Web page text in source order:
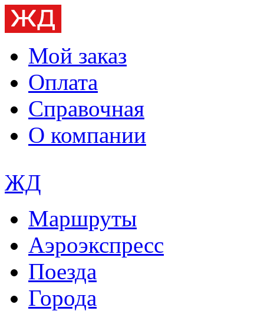
Мой заказ
Оплата
Справочная
О компании
ЖД
Маршруты
Аэроэкспресс
Поезда
Города